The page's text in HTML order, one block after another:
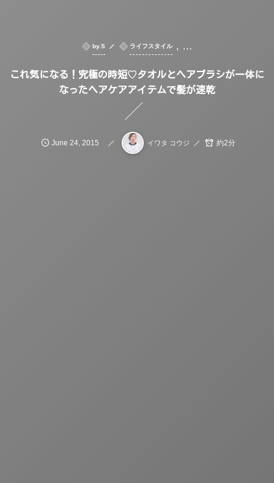
by.S ライフスタイル , …
これ気になる！究極の時短♡タオルとヘアブラシが一体に
なったヘアケアアイテムで髪が速乾
June 24 2015 イワタ コウジ 約2分